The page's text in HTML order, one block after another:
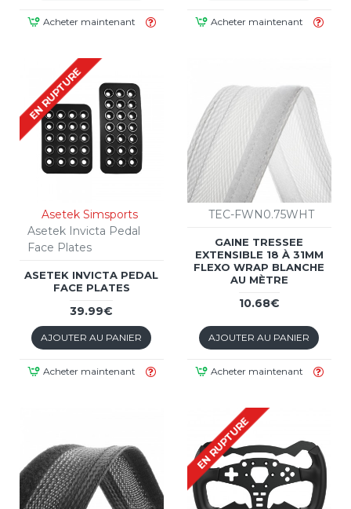
Acheter maintenant Acheter maintenant
EN RUPTURE
Asetek Simsports
Asetek Invicta Pedal
Face Plates
ASETEK INVICTA PEDAL
FACE PLATES
39.99€
AJOUTER AU PANIER
Acheter maintenant
TEC-FWN0.75WHT
GAINE TRESSEE
EXTENSIBLE 18 À 31MM
FLEXO WRAP BLANCHE
AU MÈTRE
10.68€
AJOUTER AU PANIER
Acheter maintenant
EN RUPTURE